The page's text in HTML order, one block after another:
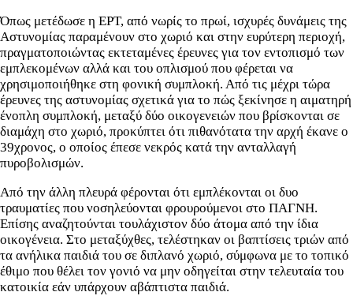
Όπως μετέδωσε η ΕΡΤ, από νωρίς το πρωί, ισχυρές δυνάμεις της
Αστυνομίας παραμένουν στο χωριό και στην ευρύτερη περιοχή,
πραγματοποιώντας εκτεταμένες έρευνες για τον εντοπισμό των
εμπλεκομένων αλλά και του οπλισμού που φέρεται να
χρησιμοποιήθηκε στη φονική συμπλοκή. Από τις μέχρι τώρα
έρευνες της αστυνομίας σχετικά για το πώς ξεκίνησε η αιματηρή
ένοπλη συμπλοκή, μεταξύ δύο οικογενειών που βρίσκονται σε
διαμάχη στο χωριό, προκύπτει ότι πιθανότατα την αρχή έκανε ο
39χρονος, ο οποίος έπεσε νεκρός κατά την ανταλλαγή
πυροβολισμών.
Από την άλλη πλευρά φέρονται ότι εμπλέκονται οι δυο
τραυματίες που νοσηλεύονται φρουρούμενοι στο ΠΑΓΝΗ.
Επίσης αναζητούνται τουλάχιστον δύο άτομα από την ίδια
οικογένεια. Στο μεταξύχθες, τελέστηκαν οι βαπτίσεις τριών από
τα ανήλικα παιδιά του σε διπλανό χωριό, σύμφωνα με το τοπικό
έθιμο που θέλει τον γονιό να μην οδηγείται στην τελευταία του
κατοικία εάν υπάρχουν αβάπτιστα παιδιά.